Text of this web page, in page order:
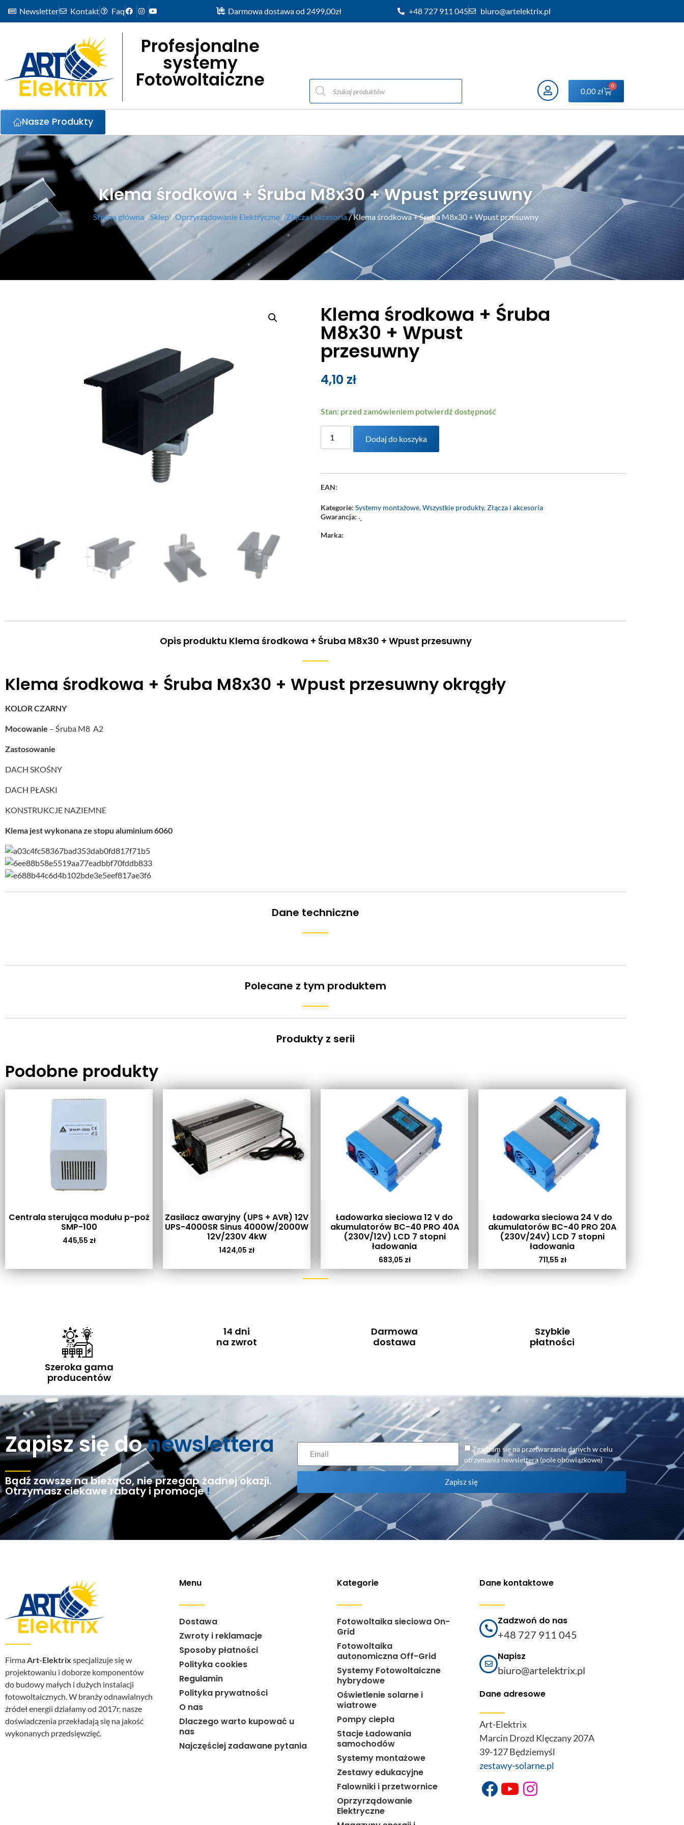
Newsletter Kontakt Faq Darmowa dostawa od 2499,00zł +48 727 911 045 biuro@artelektrix.pl
Profesjonalne
systemy
Fotowoltaiczne 0,00zł
0
Nasze Produkty
Klema środkowa + Śruba M8x30 + Wpust przesuwny
Strona główna /Sklep/Oprzyrządowanie Elektryczne/ Złącza i akcesoria/ Klema środkowa + Śruba M8x30 + Wpust przesuwny
Klema środkowa + Śruba
M8x30 + Wpust
przesuwny
4,10 zł
Stan: przed zamówieniem potwierdź dostępność
Dodaj do koszyka
EAN:
Kategorie:Systemy montażowe,Wszystkie produkty,Złącza i akcesoria
Gwarancja: ‘-
Marka:
Opis produktu Klema środkowa + Śruba M8x30 + Wpust przesuwny
Klema środkowa + Śruba M8x30 + Wpust przesuwny okrągły
KOLOR CZARNY
Mocowanie – Śruba M8 A2
Zastosowanie
DACH SKOŚNY
DACH PŁASKI
KONSTRUKCJE NAZIEMNE
Klema jest wykonana ze stopu aluminium 6060
Dane techniczne
Polecane z tym produktem
Produkty z serii
Podobne produkty
Centrala sterująca modułu p-poż
SMP-100
445,55 zł
Zasilacz awaryjny (UPS + AVR) 12V
UPS-4000SR Sinus 4000W/2000W
12V/230V 4kW
1424,05 zł
Ładowarka sieciowa 12 V do
akumulatorów BC-40 PRO 40A
(230V/12V) LCD 7 stopni
ładowania
683,05 zł
Ładowarka sieciowa 24 V do
akumulatorów BC-40 PRO 20A
(230V/24V) LCD 7 stopni
ładowania
711,55 zł
Szeroka gama
producentów
14 dni
na zwrot
Darmowa
dostawa
Szybkie
płatności
Zapisz się donewslettera
Bądź zawsze na bieżąco, nie przegap żadnej okazji.
Otrzymasz ciekawe rabaty i promocje!
Zgadzam się na przetwarzanie danych w celu
otrzymania newslettera (pole obowiązkowe)
Zapisz się
FirmaArt-Elektrix specjalizuje się w
projektowaniu i doborze komponentów
do budowy małych i dużych instalacji
fotowoltaicznych. W branży odnawialnych
źródeł energii działamy od 2017r, nasze
doświadczenia przekładają się na jakość
wykonanych przedsięwzięć.
Menu
Dostawa
Zwroty i reklamacje
Sposoby płatności
Polityka cookies
Regulamin
Polityka prywatności
O nas
Dlaczego warto kupować u
nas
Najczęściej zadawane pytania
Kategorie
Fotowoltaika sieciowa On-
Grid
Fotowoltaika
autonomiczna Off-Grid
Systemy Fotowoltaiczne
hybrydowe
Oświetlenie solarne i
wiatrowe
Pompy ciepła
Stacje Ładowania
samochodów
Systemy montażowe
Zestawy edukacyjne
Falowniki i przetwornice
Oprzyrządowanie
Elektryczne
Dane kontaktowe
Zadzwoń do nas
+48 727 911 045
Napisz
biuro@artelektrix.pl
Dane adresowe
Art-Elektrix
Marcin Drozd Klęczany 207A
39-127 Będziemyśl
zestawy-solarne.pl